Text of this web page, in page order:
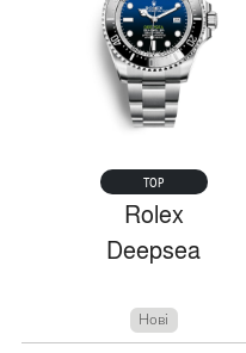
TOP
Rolex
Deepsea
Нові